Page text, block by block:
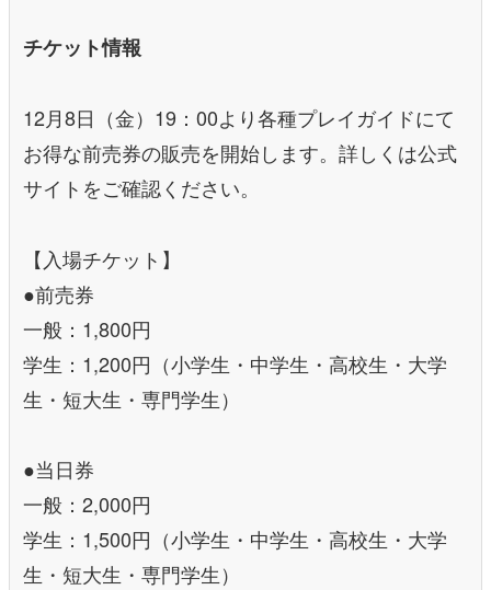
チケット情報
12月8日（金）19：00より各種プレイガイドにて
お得な前売券の販売を開始します。詳しくは公式
サイトをご確認ください。
【入場チケット】
●前売券
一般：1,800円
学生：1,200円（小学生・中学生・高校生・大学
生・短大生・専門学生）
●当日券
一般：2,000円
学生：1,500円（小学生・中学生・高校生・大学
生・短大生・専門学生）